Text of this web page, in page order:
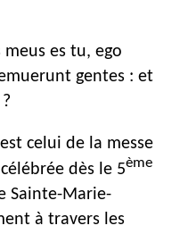
es tu, ego
gentes : et
celui de la messe
dès le 5ème
Sainte-Marie-
à travers les